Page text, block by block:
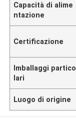
Capacità di alime
ntazione
Certificazione
Imballaggi partico
lari
Luogo di origine